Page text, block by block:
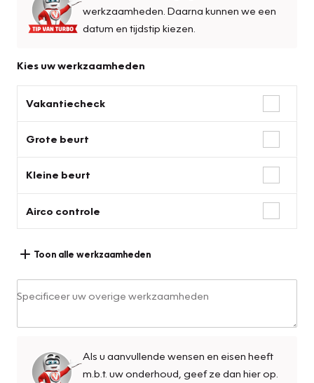
werkzaamheden. Daarna kunnen we een
datum en tijdstip kiezen.
Kies uw werkzaamheden
Vakantiecheck
Grote beurt
Kleine beurt
Airco controle
Toon alle werkzaamheden
Specificeer uw overige werkzaamheden
Als u aanvullende wensen en eisen heeft
m.b.t. uw onderhoud, geef ze dan hier op.